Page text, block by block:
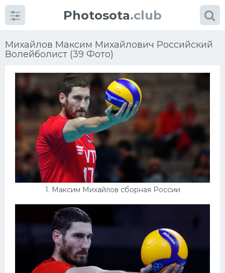
Photosota.club
Михайлов Максим Михайлович Российский
Волейболист (39 Фото)
1. Максим Михайлов сборная России
КатегорииФото
Много картинок...
Футбол
Баскетбол
Хоккей
Велогонки
Конькобежный спорт
Тренажеры